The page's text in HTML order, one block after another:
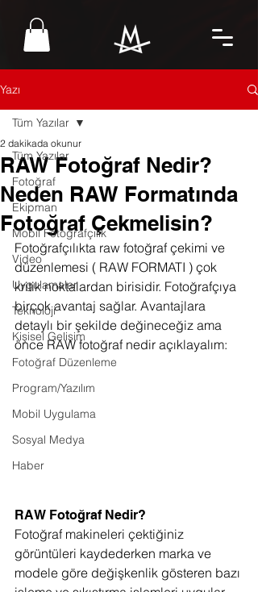
Yazı
Tüm Yazılar
Fotoğraf
Ekipman
Mobil Fotoğrafçılık
Video
Uygulamalar
Teknoloji
Kişisel Gelişim
Fotoğraf Düzenleme
Program/Yazılım
Mobil Uygulama
Sosyal Medya
Haber
Tüm Yazılar
RAW Fotoğraf Nedir?
Neden RAW Formatında
Fotoğraf Çekmelisin?
2 dakikada okunur
Fotoğrafçılıkta raw fotoğraf çekimi ve
düzenlemesi ( RAW FORMATI ) çok
kritik noktalardan birisidir. Fotoğrafçıya
birçok avantaj sağlar. Avantajlara
detaylı bir şekilde değineceğiz ama
önce RAW fotoğraf nedir açıklayalım:
RAW Fotoğraf Nedir?
Fotoğraf makineleri çektiğiniz
görüntüleri kaydederken marka ve
modele göre değişkenlik gösteren bazı